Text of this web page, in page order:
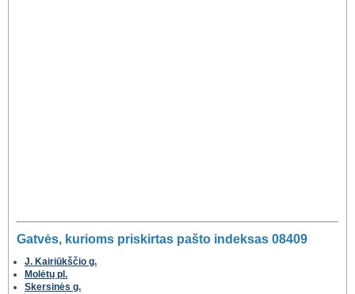
Gatvės, kurioms priskirtas pašto indeksas 08409
J. Kairiūkščio g.
Molėtų pl.
Skersinės g.